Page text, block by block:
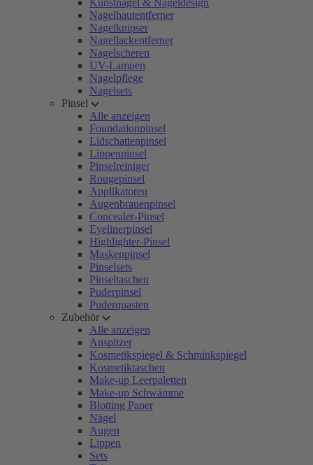
Kunstnägel & Nageldesign
Nagelhautentferner
Nagelknipser
Nagellackentferner
Nagelscheren
UV-Lampen
Nagelpflege
Nagelsets
Pinsel
Alle anzeigen
Foundationpinsel
Lidschattenpinsel
Lippenpinsel
Pinselreiniger
Rougepinsel
Applikatoren
Augenbrauenpinsel
Concealer-Pinsel
Eyelinerpinsel
Highlighter-Pinsel
Maskenpinsel
Pinselsets
Pinseltaschen
Puderpinsel
Puderquasten
Zubehör
Alle anzeigen
Anspitzer
Kosmetikspiegel & Schminkspiegel
Kosmetiktaschen
Make-up Leerpaletten
Make-up Schwämme
Blotting Paper
Nägel
Augen
Lippen
Sets